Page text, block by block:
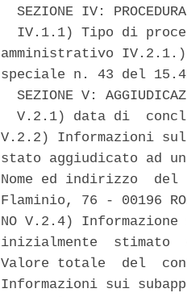
SEZIONE IV:
IV.1.1) Tipo di
amministrativo
speciale n. 43 del
SEZIONE V:
V.2.1) data di
V.2.2) Informazioni
stato aggiudicato ad
Nome ed indirizzo
Flaminio, 76 - 00196
NO V.2.4)
inizialmente  stimato
Valore totale  del
Informazioni sui